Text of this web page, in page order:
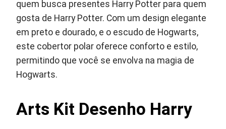
quem busca presentes Harry Potter para quem
gosta de Harry Potter. Com um design elegante
em preto e dourado, e o escudo de Hogwarts,
este cobertor polar oferece conforto e estilo,
permitindo que você se envolva na magia de
Hogwarts.
Arts Kit Desenho Harry